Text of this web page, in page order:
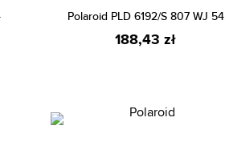
Polaroid PLD 6192/S 807 WJ 54
188,43 zł